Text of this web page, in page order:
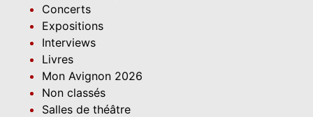
Concerts
Expositions
Interviews
Livres
Mon Avignon 2026
Non classés
Salles de théâtre